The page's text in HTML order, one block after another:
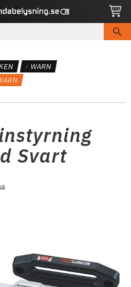
WARN
Svart